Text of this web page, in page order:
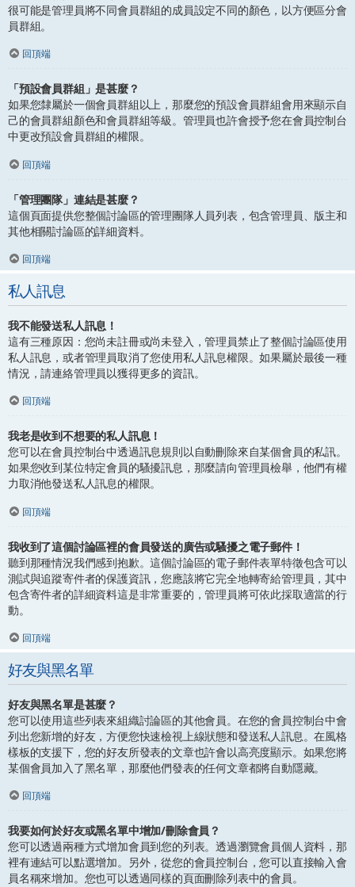
很可能是管理員將不同會員群組的成員設定不同的顏色，以方便區分會
員群組。
回頂端
「預設會員群組」是甚麼？
如果您隸屬於一個會員群組以上，那麼您的預設會員群組會用來顯示自
己的會員群組顏色和會員群組等級。管理員也許會授予您在會員控制台
中更改預設會員群組的權限。
回頂端
「管理團隊」連結是甚麼？
這個頁面提供您整個討論區的管理團隊人員列表，包含管理員、版主和
其他相關討論區的詳細資料。
回頂端
私人訊息
我不能發送私人訊息！
這有三種原因：您尚未註冊或尚未登入，管理員禁止了整個討論區使用
私人訊息，或者管理員取消了您使用私人訊息權限。如果屬於最後一種
情況，請連絡管理員以獲得更多的資訊。
回頂端
我老是收到不想要的私人訊息！
您可以在會員控制台中透過訊息規則以自動刪除來自某個會員的私訊。
如果您收到某位特定會員的騷擾訊息，那麼請向管理員檢舉，他們有權
力取消他發送私人訊息的權限。
回頂端
我收到了這個討論區裡的會員發送的廣告或騷擾之電子郵件！
聽到那種情況我們感到抱歉。這個討論區的電子郵件表單特徵包含可以
測試與追蹤寄件者的保護資訊，您應該將它完全地轉寄給管理員，其中
包含寄件者的詳細資料這是非常重要的，管理員將可依此採取適當的行
動。
回頂端
好友與黑名單
好友與黑名單是甚麼？
您可以使用這些列表來組織討論區的其他會員。在您的會員控制台中會
列出您新增的好友，方便您快速檢視上線狀態和發送私人訊息。在風格
樣板的支援下，您的好友所發表的文章也許會以高亮度顯示。如果您將
某個會員加入了黑名單，那麼他們發表的任何文章都將自動隱藏。
回頂端
我要如何於好友或黑名單中增加/刪除會員？
您可以透過兩種方式增加會員到您的列表。透過瀏覽會員個人資料，那
裡有連結可以點選增加。另外，從您的會員控制台，您可以直接輸入會
員名稱來增加。您也可以透過同樣的頁面刪除列表中的會員。